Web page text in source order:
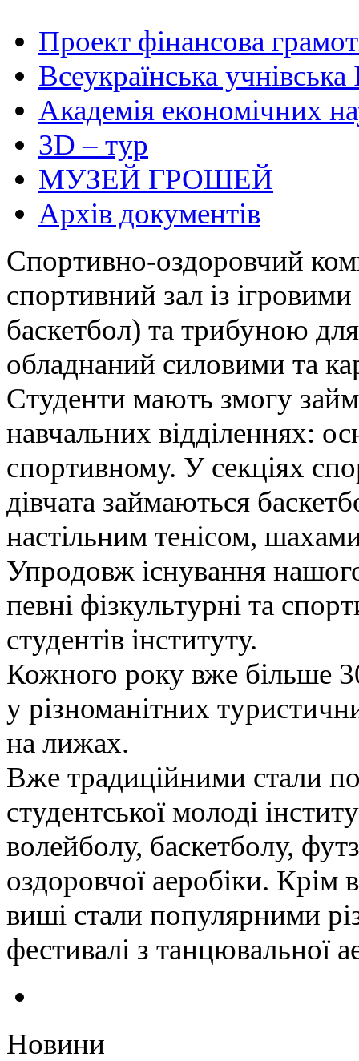
Проект фінансова
Всеукраїнська
Академія економічних
3D – тур
МУЗЕЙ ГРОШЕЙ
Архів документів
Спортивно-оздоровчий
спортивний зал із
баскетбол) та трибуною
обладнаний силовими та
Студенти мають змогу
навчальних відділеннях:
спортивному. У секціях
дівчата займаються
настільним тенісом,
Упродовж існування
певні фізкультурні та
студентів інституту.
Кожного року вже більше
у різноманітних
на лижах.
Вже традиційними стали
студентської молоді
волейболу, баскетболу,
оздоровчої аеробіки.
виші стали популярними
фестивалі з танцювальної
Новини